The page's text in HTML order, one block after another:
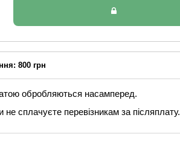
800 грн
обробляються насамперед.
сплачуєте перевізникам за післяплату.